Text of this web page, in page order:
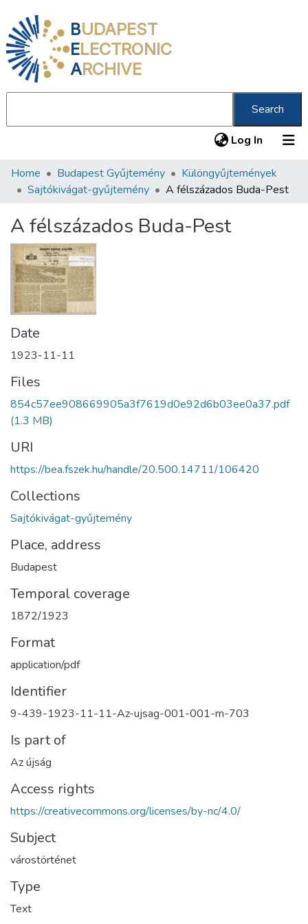
BUDAPEST
ELECTRONIC
ARCHIVE
Search
Log In (current)
Communities & Collections
Statistics
About us
Home Budapest Gyűjtemény
Különgyűjtemények
Sajtókivágat-gyűjtemény
A félszázados Buda-Pest
A félszázados Buda-Pest
Date
1923-11-11
Files
854c57ee908669905a3f7619d0e92d6b03ee0a37.pdf
(1.3 MB)
URI
https://bea.fszek.hu/handle/20.500.14711/106420
Collections
Sajtókivágat-gyűjtemény
Place, address
Budapest
Temporal coverage
1872/1923
Format
application/pdf
Identifier
9-439-1923-11-11-Az-ujsag-001-001-m-703
Is part of
Az újság
Access rights
https://creativecommons.org/licenses/by-nc/4.0/
Subject
várostörténet
Type
Text